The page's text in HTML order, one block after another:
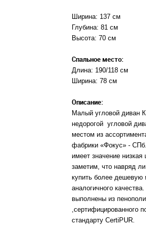
Ширина: 137 см
Глубина: 81 см
Высота: 70 см
Спальное место:
Длина: 190/118 см
Ширина: 78 см
Описание:
Малый угловой диван
недорогой угловой
местом из
фабрики «Фокус» -
имеет значение низкая
заметим, что навряд
купить более дешевую
аналогичного
выполнены из
,сертифицированного
стандарту CertiPUR.